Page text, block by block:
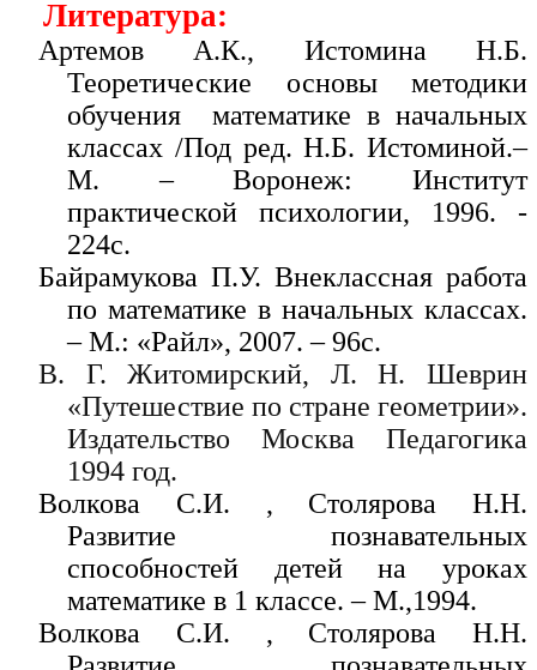
Литература:
Артемов А.К., Истомина Н.Б.
Теоретические основы методики
обучения математике в начальных
классах /Под ред. Н.Б. Истоминой.–
М. – Воронеж: Институт
практической психологии, 1996. -
224с.
Байрамукова П.У. Внеклассная работа
по математике в начальных классах.
– М.: «Райл», 2007. – 96с.
В. Г. Житомирский, Л. Н. Шеврин
«Путешествие по стране геометрии».
Издательство Москва Педагогика
1994 год.
Волкова С.И. , Столярова Н.Н.
Развитие познавательных
способностей детей на уроках
математике в 1 классе. – М.,1994.
Волкова С.И. , Столярова Н.Н.